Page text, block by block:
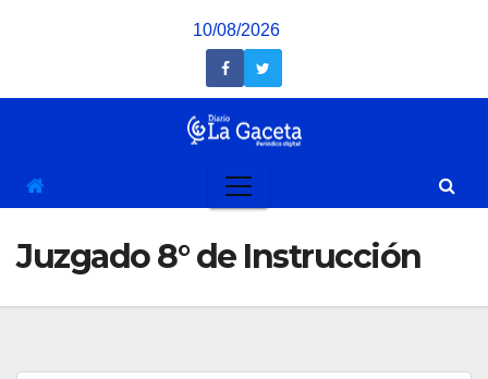
10/08/2026
Juzgado 8° de Instrucción